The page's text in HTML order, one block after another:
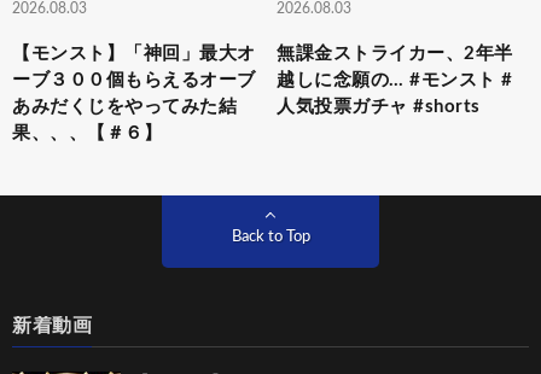
2026.08.03
【モンスト】「神回」最大オ
ーブ３００個もらえるオーブ
あみだくじをやってみた結
果、、、【＃６】
2026.08.03
無課金ストライカー、2年半
越しに念願の… #モンスト #
人気投票ガチャ #shorts
Back to Top
新着動画